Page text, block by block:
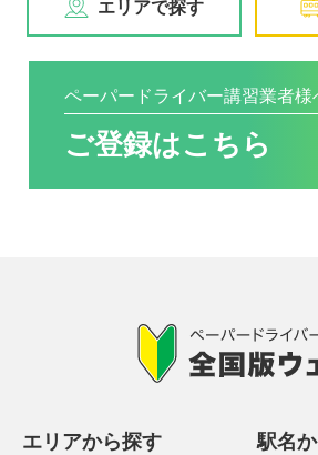
エリアで探す
ペーパードライバー講習業者様
ご登録はこちら
エリアから探す 駅名